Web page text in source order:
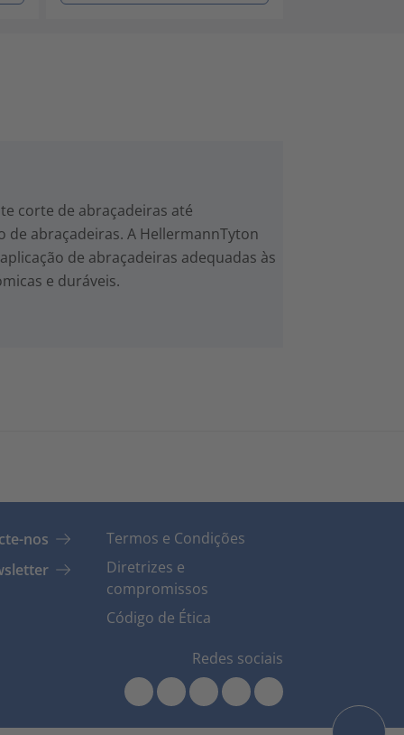
corte de abraçadeiras até
abraçadeiras. A HellermannTyton
de abraçadeiras adequadas às
e duráveis.
nos
Termos e Condições
Diretrizes e
compromissos
Código de Ética
Redes sociais